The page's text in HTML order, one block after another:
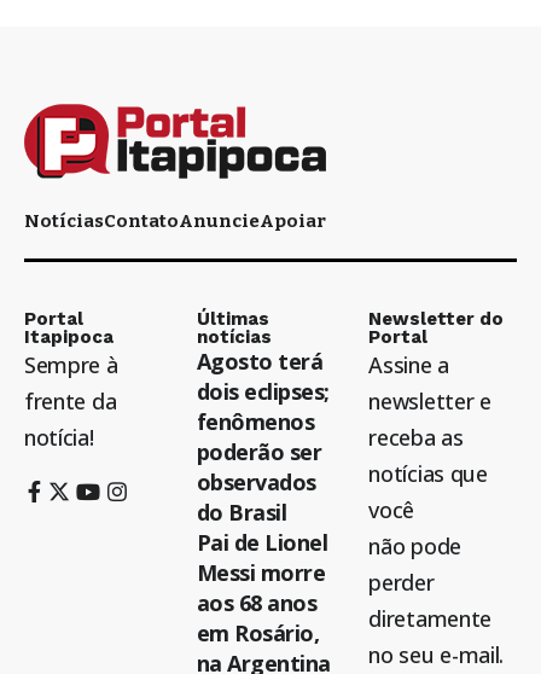
NotíciasContatoAnuncieApoiar
Portal
Itapipoca
Sempre à
frente da
notícia!
Últimas
notícias
Agosto terá
dois eclipses;
fenômenos
poderão ser
observados
do Brasil
Pai de Lionel
Messi morre
aos 68 anos
em Rosário,
na Argentina
Newsletter do
Portal
Assine a
newsletter e
receba as
notícias que
você
não pode
perder
diretamente
no seu e-mail.